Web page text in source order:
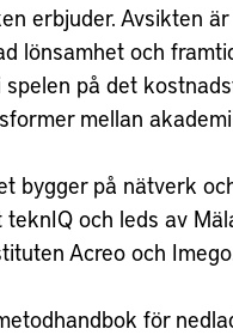
erbjuder. Avsikten
lönsamhet och
på det
mellan
bygger på nätverk
och leds av
Acreo och
för